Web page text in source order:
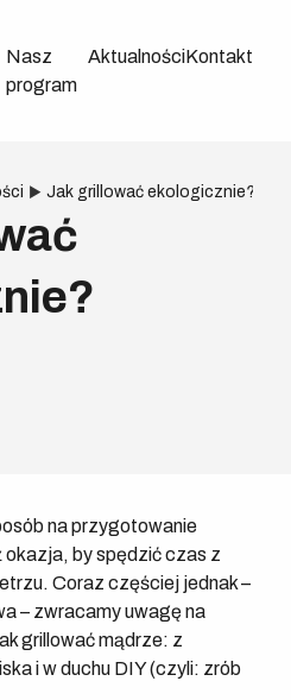
Nasz
program
AktualnościKontakt
Jak grillować ekologicznie?
na przygotowanie
by spędzić czas z
Coraz częściej jednak –
– zwracamy uwagę na
grillować mądrze: z
i w duchu DIY (czyli: zrób